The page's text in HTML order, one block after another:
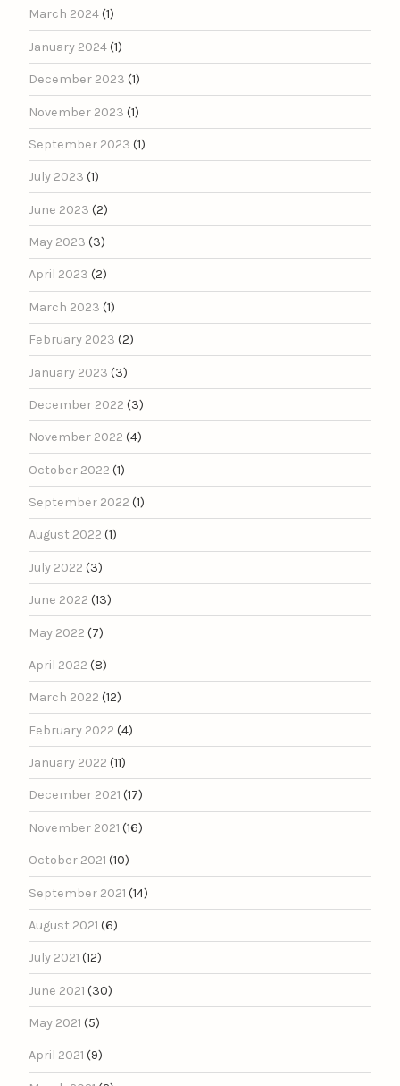
March 2024(1)
January 2024(1)
December 2023 (1)
November 2023 (1)
September 2023 (1)
July 2023 (1)
June 2023 (2)
May 2023 (3)
April 2023 (2)
March 2023 (1)
February 2023 (2)
January 2023 (3)
December 2022 (3)
November 2022 (4)
October 2022 (1)
September 2022 (1)
August 2022 (1)
July 2022 (3)
June 2022 (13)
May 2022 (7)
April 2022 (8)
March 2022 (12)
February 2022 (4)
January 2022 (11)
December 2021 (17)
November 2021 (16)
October 2021 (10)
September 2021 (14)
August 2021 (6)
July 2021 (12)
June 2021 (30)
May 2021 (5)
April 2021 (9)